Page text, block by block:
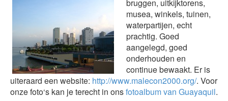
bruggen, uitkijktorens,
musea, winkels, tuinen,
waterpartijen, echt
prachtig. Goed
aangelegd, goed
onderhouden en
continue bewaakt. Er is
uiteraard een website: http://www.malecon2000.org/. Voor
onze foto‘s kan je terecht in onsfotoalbum van Guayaquil.